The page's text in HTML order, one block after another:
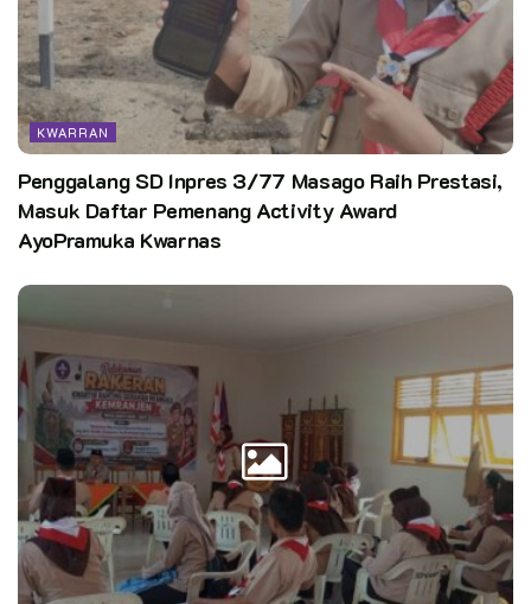
KWARRAN
Penggalang SD Inpres 3/77 Masago Raih Prestasi,
Masuk Daftar Pemenang Activity Award
AyoPramuka Kwarnas